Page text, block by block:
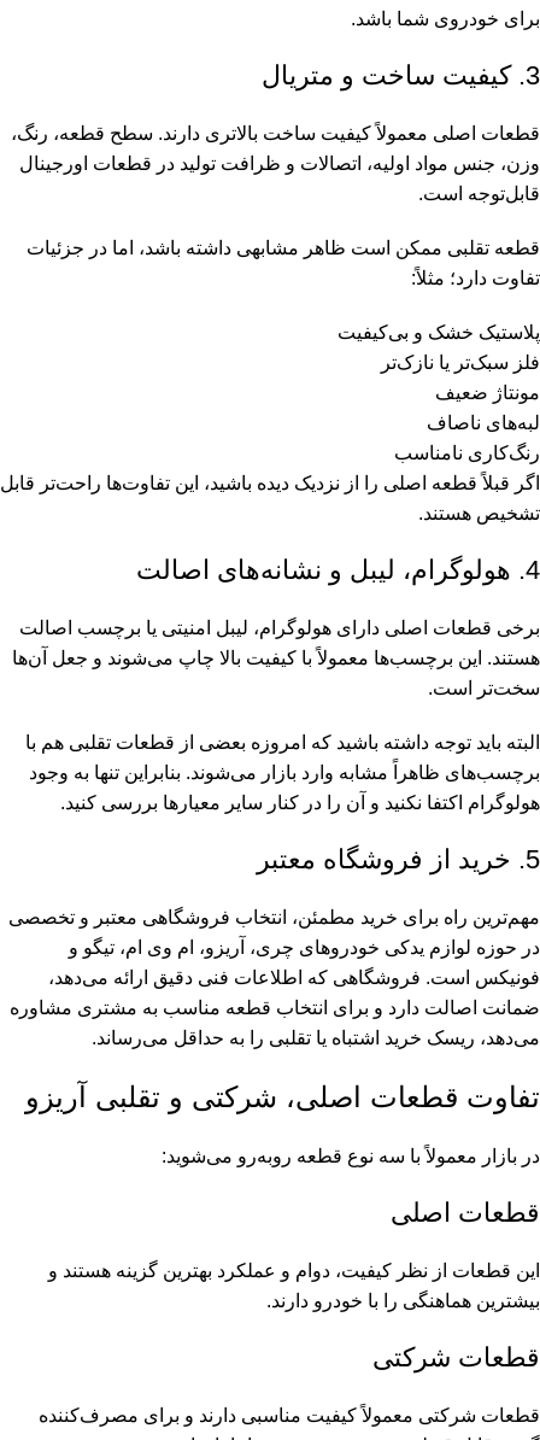
برای خودروی شما باشد.
3. کیفیت ساخت و متریال
قطعات اصلی معمولاً کیفیت ساخت بالاتری دارند. سطح قطعه، رنگ،
وزن، جنس مواد اولیه، اتصالات و ظرافت تولید در قطعات اورجینال
قابل‌توجه است.
قطعه تقلبی ممکن است ظاهر مشابهی داشته باشد، اما در جزئیات
تفاوت دارد؛ مثلاً:
پلاستیک خشک و بی‌کیفیت
فلز سبک‌تر یا نازک‌تر
مونتاژ ضعیف
لبه‌های ناصاف
رنگ‌کاری نامناسب
اگر قبلاً قطعه اصلی را از نزدیک دیده باشید، این تفاوت‌ها راحت‌تر قابل
تشخیص هستند.
4. هولوگرام، لیبل و نشانه‌های اصالت
برخی قطعات اصلی دارای هولوگرام، لیبل امنیتی یا برچسب اصالت
هستند. این برچسب‌ها معمولاً با کیفیت بالا چاپ می‌شوند و جعل آن‌ها
سخت‌تر است.
البته باید توجه داشته باشید که امروزه بعضی از قطعات تقلبی هم با
برچسب‌های ظاهراً مشابه وارد بازار می‌شوند. بنابراین تنها به وجود
هولوگرام اکتفا نکنید و آن را در کنار سایر معیارها بررسی کنید.
5. خرید از فروشگاه معتبر
مهم‌ترین راه برای خرید مطمئن، انتخاب فروشگاهی معتبر و تخصصی
در حوزه لوازم یدکی خودروهای چری، آریزو، ام وی ام، تیگو و
فونیکس است. فروشگاهی که اطلاعات فنی دقیق ارائه می‌دهد،
ضمانت اصالت دارد و برای انتخاب قطعه مناسب به مشتری مشاوره
می‌دهد، ریسک خرید اشتباه یا تقلبی را به حداقل می‌رساند.
تفاوت قطعات اصلی، شرکتی و تقلبی آریزو
در بازار معمولاً با سه نوع قطعه روبه‌رو می‌شوید:
قطعات اصلی
این قطعات از نظر کیفیت، دوام و عملکرد بهترین گزینه هستند و
بیشترین هماهنگی را با خودرو دارند.
قطعات شرکتی
قطعات شرکتی معمولاً کیفیت مناسبی دارند و برای مصرف‌کننده